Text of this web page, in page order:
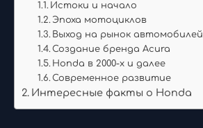
Истоки и начало
Эпоха мотоциклов
Выход на рынок автомобилей
Создание бренда Acura
Honda в 2000-х и далее
Современное развитие
Интересные факты о Honda